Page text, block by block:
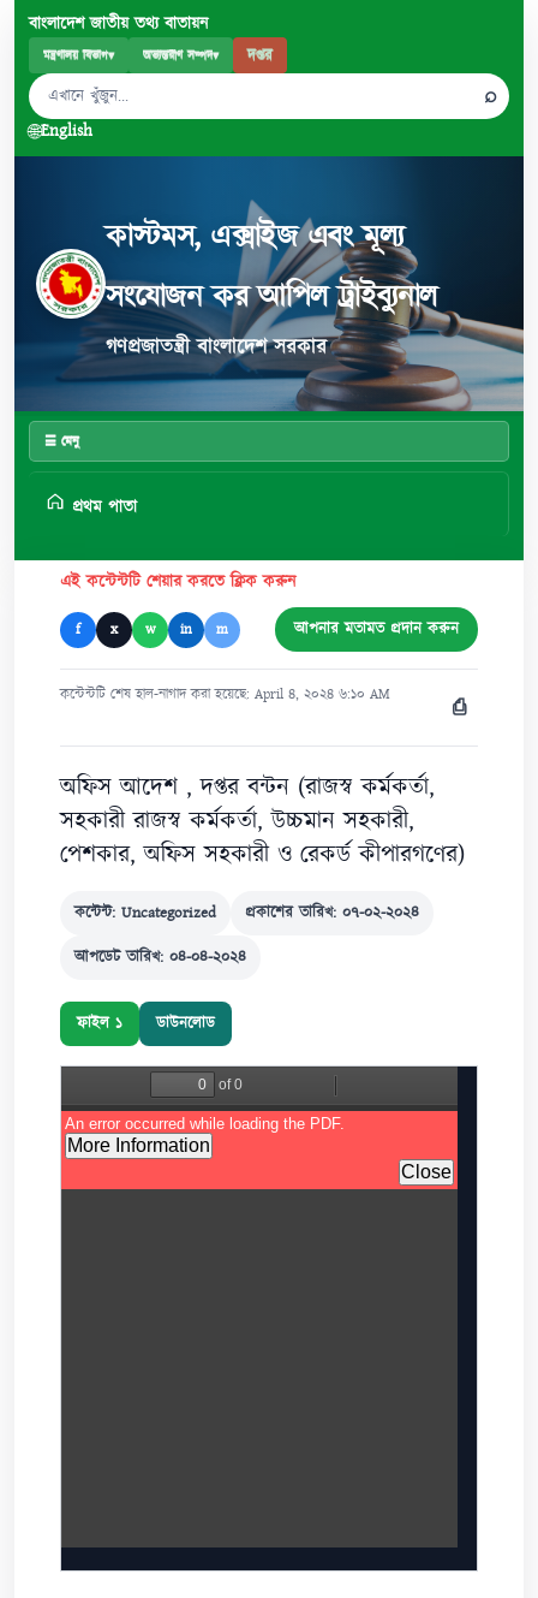
বাংলাদেশ জাতীয় তথ্য বাতায়ন
মন্ত্রণালয় বিভাগ▾ অভ্যন্তরীণ সম্পদ▾ দপ্তর
⌕
🌐English
কাস্টমস, এক্সাইজ এবং মূল্য
সংযোজন কর আপিল ট্রাইব্যুনাল
গণপ্রজাতন্ত্রী বাংলাদেশ সরকার
☰ মেনু
প্রথম পাতা
এই কন্টেন্টটি শেয়ার করতে ক্লিক করুন
f x w in m আপনার মতামত প্রদান করুন
কন্টেন্টটি শেষ হাল-নাগাদ করা হয়েছে: April ৪, ২০২৪ ৬:১০ AM ⎙
অফিস আদেশ , দপ্তর বন্টন (রাজস্ব কর্মকর্তা,
সহকারী রাজস্ব কর্মকর্তা, উচ্চমান সহকারী,
পেশকার, অফিস সহকারী ও রেকর্ড কীপারগণের)
কন্টেন্ট: Uncategorized প্রকাশের তারিখ: ০৭-০২-২০২৪
আপডেট তারিখ: ০৪-০৪-২০২৪
ফাইল ১ ডাউনলোড